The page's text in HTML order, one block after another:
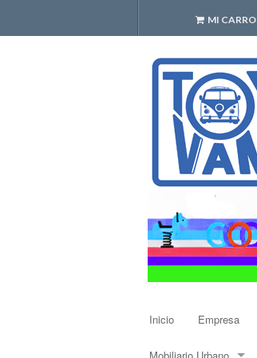
MI CARRO
Inicio Empresa